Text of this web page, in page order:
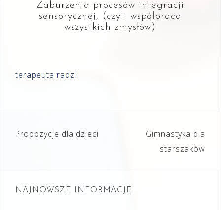
Zaburzenia procesów integracji
sensorycznej, (czyli współpraca
wszystkich zmysłów)
terapeuta radzi
Nawigacja
Propozycje dla dzieci
Gimnastyka dla
starszaków
NAJNOWSZE INFORMACJE